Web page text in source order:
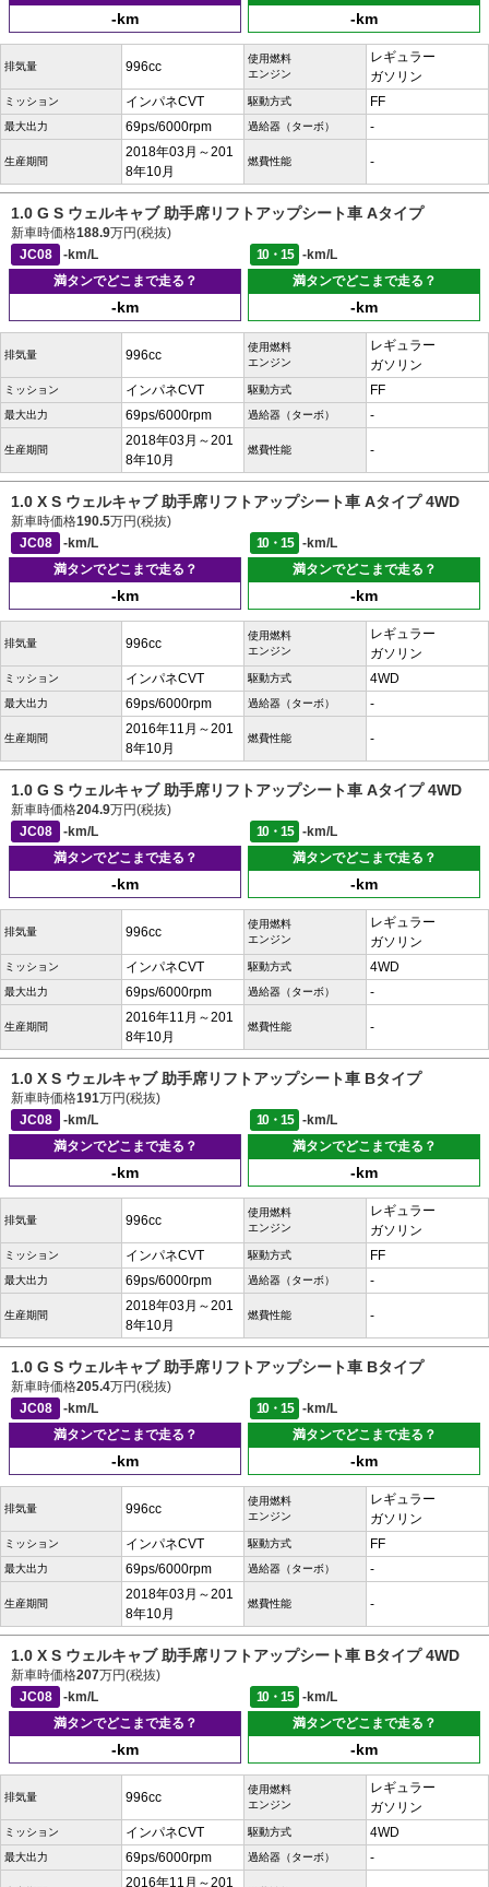
-km -km
排気量 996cc
使用燃料
エンジン
レギュラー
ガソリン
ミッション インパネCVT 駆動方式 FF
最大出力 69ps/6000rpm 過給器（ターボ） -
生産期間
2018年03月～201
8年10月
燃費性能 -
1.0 G S ウェルキャブ 助手席リフトアップシート車 Aタイプ
新車時価格188.9万円(税抜)
JC08
-km/L 10・15
-km/L
満タンでどこまで走る？
-km
満タンでどこまで走る？
-km
排気量 996cc
使用燃料
エンジン
レギュラー
ガソリン
ミッション インパネCVT 駆動方式 FF
最大出力 69ps/6000rpm 過給器（ターボ） -
生産期間
2018年03月～201
8年10月
燃費性能 -
1.0 X S ウェルキャブ 助手席リフトアップシート車 Aタイプ 4WD
新車時価格190.5万円(税抜)
JC08
-km/L 10・15
-km/L
満タンでどこまで走る？
-km
満タンでどこまで走る？
-km
排気量 996cc
使用燃料
エンジン
レギュラー
ガソリン
ミッション インパネCVT 駆動方式 4WD
最大出力 69ps/6000rpm 過給器（ターボ） -
生産期間
2016年11月～201
8年10月
燃費性能 -
1.0 G S ウェルキャブ 助手席リフトアップシート車 Aタイプ 4WD
新車時価格204.9万円(税抜)
JC08
-km/L 10・15
-km/L
満タンでどこまで走る？
-km
満タンでどこまで走る？
-km
排気量 996cc
使用燃料
エンジン
レギュラー
ガソリン
ミッション インパネCVT 駆動方式 4WD
最大出力 69ps/6000rpm 過給器（ターボ） -
生産期間
2016年11月～201
8年10月
燃費性能 -
1.0 X S ウェルキャブ 助手席リフトアップシート車 Bタイプ
新車時価格191万円(税抜)
JC08
-km/L 10・15
-km/L
満タンでどこまで走る？
-km
満タンでどこまで走る？
-km
排気量 996cc
使用燃料
エンジン
レギュラー
ガソリン
ミッション インパネCVT 駆動方式 FF
最大出力 69ps/6000rpm 過給器（ターボ） -
生産期間
2018年03月～201
8年10月
燃費性能 -
1.0 G S ウェルキャブ 助手席リフトアップシート車 Bタイプ
新車時価格205.4万円(税抜)
JC08
-km/L 10・15
-km/L
満タンでどこまで走る？
-km
満タンでどこまで走る？
-km
排気量 996cc
使用燃料
エンジン
レギュラー
ガソリン
ミッション インパネCVT 駆動方式 FF
最大出力 69ps/6000rpm 過給器（ターボ） -
生産期間
2018年03月～201
8年10月
燃費性能 -
1.0 X S ウェルキャブ 助手席リフトアップシート車 Bタイプ 4WD
新車時価格207万円(税抜)
JC08
-km/L 10・15
-km/L
満タンでどこまで走る？
-km
満タンでどこまで走る？
-km
排気量 996cc
使用燃料
エンジン
レギュラー
ガソリン
ミッション インパネCVT 駆動方式 4WD
最大出力 69ps/6000rpm 過給器（ターボ） -
2016年11月～201